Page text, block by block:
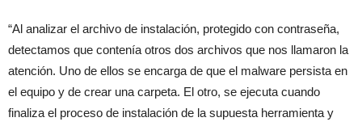
“Al analizar el archivo de instalación, protegido con contraseña,
detectamos que contenía otros dos archivos que nos llamaron la
atención. Uno de ellos se encarga de que el malware persista en
el equipo y de crear una carpeta. El otro, se ejecuta cuando
finaliza el proceso de instalación de la supuesta herramienta y